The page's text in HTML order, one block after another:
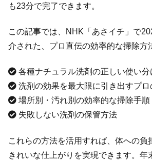
も23分で完了できます。
この記事では、NHK「あさイチ」で
介された、プロ直伝の効率的な掃除方
各種ナチュラル洗剤の正しい使い分
洗剤の効果を最大限に引き出すプロ
場所別・汚れ別の効率的な掃除手順
失敗しない洗剤の保管方法
これらの方法を活用すれば、体への負
きれいな仕上がりを実現できます。年